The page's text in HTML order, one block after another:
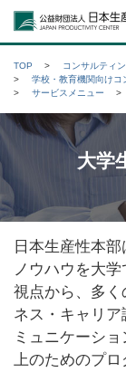
TOP コンサルティ
学校・教育機関向けコ
サービスメニュー
大学
日本生産性本
ノウハウを大
視点から、多
ネス・キャリ
ミュニケーシ
上のためのプ